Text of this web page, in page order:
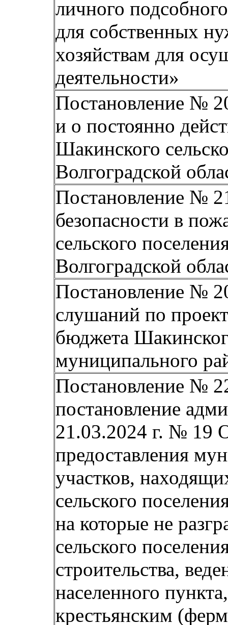
личного
для собственных
хозяйствам для
деятельности»
Постановление №
и о постоянно
Шакинского
Волгоградской
Постановление №
безопасности в
сельского
Волгоградской
Постановление №
слушаний по
бюджета
муниципального
Постановление №
постановление
21.03.2024 г. № 19
предоставления
участков,
сельского
на которые не
сельского
строительства,
населенного
крестьянским